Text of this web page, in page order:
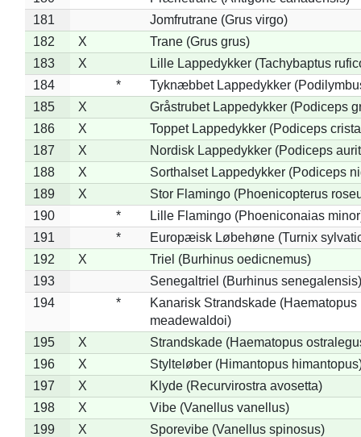
181
Jomfrutrane (Grus virgo)
182
X
Trane (Grus grus)
183
X
Lille Lappedykker (Tachybaptus
184
*
Tyknæbbet Lappedykker
185
X
Gråstrubet Lappedykker (Podiceps
186
X
Toppet Lappedykker (Podiceps
187
X
Nordisk Lappedykker (Podiceps
188
X
Sorthalset Lappedykker (Podiceps
189
X
Stor Flamingo (Phoenicopterus
190
*
Lille Flamingo (Phoeniconaias
191
*
Europæisk Løbehøne (Turnix
192
X
Triel (Burhinus oedicnemus)
193
Senegaltriel (Burhinus senegalensis)
194
*
Kanarisk Strandskade (Haematopus
meadewaldoi)
195
X
Strandskade (Haematopus
196
X
Stylteløber (Himantopus
197
X
Klyde (Recurvirostra avosetta)
198
X
Vibe (Vanellus vanellus)
199
X
Sporevibe (Vanellus spinosus)